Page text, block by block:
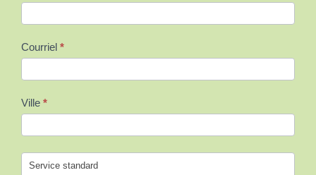
Courriel *
Ville *
Service standard